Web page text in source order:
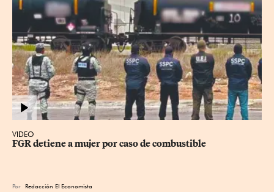
VIDEO
FGR detiene a mujer por caso de combustible
Por Redacción El Economista